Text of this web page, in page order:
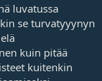
luvatussa
se turvatyyynyn
kuin pitää
kuitenkin